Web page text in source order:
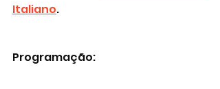
Italiano.
Programação: